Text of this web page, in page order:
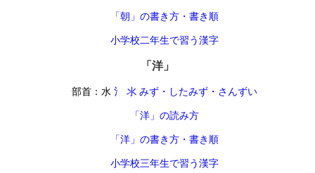
「朝」の書き方・書き順
小学校二年生で習う漢字
「洋」
部首：水 氵 氺 みず・したみず・さんずい
「洋」の読み方
「洋」の書き方・書き順
小学校三年生で習う漢字